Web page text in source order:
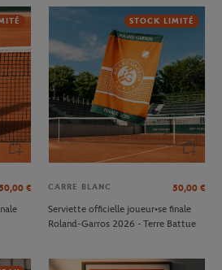
€
STOCK LIMITÉ
CARRE BLANC 50,00 €
Serviette officielle joueur•se finale
Roland-Garros 2026 - Terre Battue